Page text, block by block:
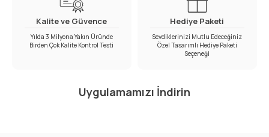
Kalite ve Güvence
Yılda 3 Milyona Yakın Üründe
Birden Çok Kalite Kontrol Testi
Hediye Paketi
Sevdiklerinizi Mutlu Edeceğiniz
Özel Tasarımlı Hediye Paketi
Seçeneği
Uygulamamızı İndirin